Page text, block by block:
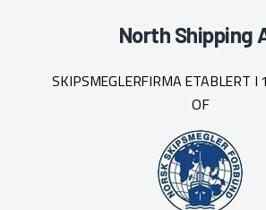
North Shipping
SKIPSMEGLERFIRMA ETABLERT I
OF